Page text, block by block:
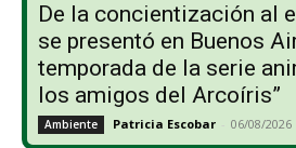
De la concientización al
se presentó en Buenos
temporada de la serie
los amigos del Arcoíris”
Ambiente Patricia Escobar - 06/08/2026